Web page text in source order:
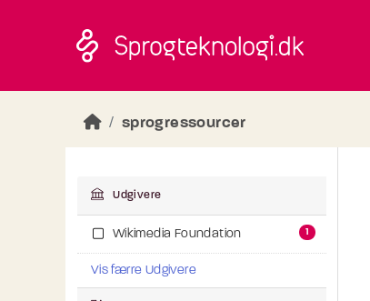
sprogressourcer
Udgivere
Wikimedia Foundation 1
Vis færre Udgivere